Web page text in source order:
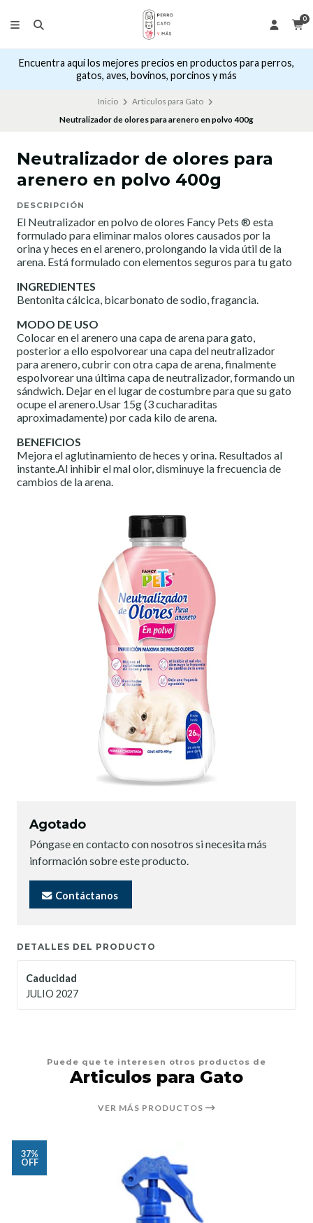
0
Encuentra aquí los mejores precios en productos para perros,
gatos, aves, bovinos, porcinos y más
Inicio
Articulos para Gato
Neutralizador de olores para arenero en polvo 400g
Neutralizador de olores para
arenero en polvo 400g
DESCRIPCIÓN
El Neutralizador en polvo de olores Fancy Pets ® esta
formulado para eliminar malos olores causados por la
orina y heces en el arenero, prolongando la vida útil de la
arena. Está formulado con elementos seguros para tu gato
INGREDIENTES
Bentonita cálcica, bicarbonato de sodio, fragancia.
MODO DE USO
Colocar en el arenero una capa de arena para gato,
posterior a ello espolvorear una capa del neutralizador
para arenero, cubrir con otra capa de arena, finalmente
espolvorear una última capa de neutralizador, formando un
sándwich. Dejar en el lugar de costumbre para que su gato
ocupe el arenero.Usar 15g (3 cucharaditas
aproximadamente) por cada kilo de arena.
BENEFICIOS
Mejora el aglutinamiento de heces y orina. Resultados al
instante.Al inhibir el mal olor, disminuye la frecuencia de
cambios de la arena.
Agotado
Póngase en contacto con nosotros si necesita más
información sobre este producto.
Contáctanos
DETALLES DEL PRODUCTO
Caducidad
JULIO 2027
Puede que te interesen otros productos de
Articulos para Gato
VER MÁS PRODUCTOS
37%
OFF